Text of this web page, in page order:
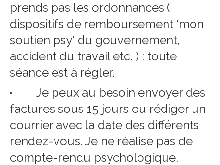
prends pas les ordonnances (
dispositifs de remboursement 'mon
soutien psy' du gouvernement,
accident du travail etc. ) : toute
séance est à régler.
· Je peux au besoin envoyer des
factures sous 15 jours ou rédiger un
courrier avec la date des différents
rendez-vous. Je ne réalise pas de
compte-rendu psychologique.